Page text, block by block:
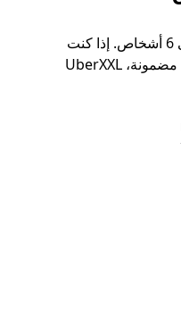
UberXL متاحة للمجموعات حتى 6 أشخاص. إذا كنت
بحاجة إلى مساحة صندوق أمتعة مضمونة، UberXXL